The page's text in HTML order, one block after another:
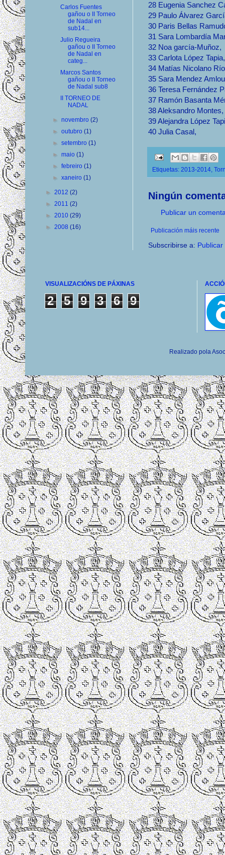
28 Eugenia Sanchez
29 Paulo Álvarez
30 Paris Bellas
31 Sara Lombardía
32 Noa garcía-Muñoz,
33 Carlota López
34 Matías Nicolano
35 Sara Mendez
36 Teresa Fernández
37 Ramón Basanta
38Aleksandro Montes,
39Alejandra López
40 Julia Casal,
Etiquetas: 2013-2014
Ningún
Publicar un
Publicación máis recente
Subscribirse a:
Carlos Fuentes
gañou o II Torneo
de Nadal en
sub14...
Julio Regueira
gañou o II Torneo
de Nadal en
categ...
Marcos Santos
gañou o II Torneo
de Nadal sub8
II TORNEO DE
NADAL
►novembro(2)
►outubro(1)
►setembro(1)
►maio(1)
►febreiro(1)
►xaneiro(1)
► 2012 (2)
► 2011 (2)
► 2010 (29)
► 2008 (16)
VISUALIZACIÓNS DE PÁXINAS
2 5 9 3 6 9
Realizado pola